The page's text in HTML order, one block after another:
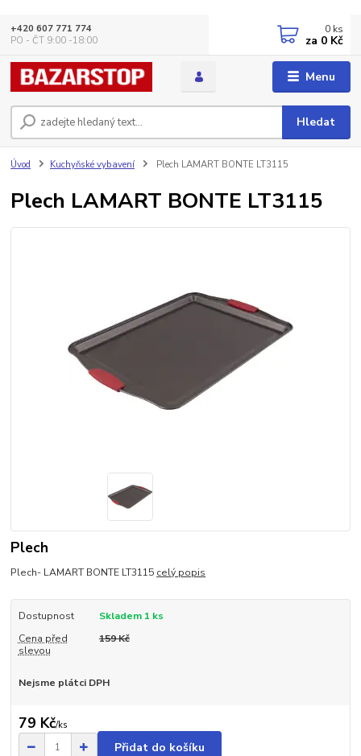
Menu
Hledat
+420 607 771 774
PO - ČT 9:00 -18:00
0 ks
za 0 Kč
Úvod Kuchyňské vybavení Plech LAMART BONTE LT3115
Plech LAMART BONTE LT3115
Plech
Plech- LAMART BONTE LT3115 celý popis
Dostupnost
Skladem 1 ks
Cena před
slevou
159 Kč
Nejsme plátci DPH
79 Kč/ks
Přidat do košíku